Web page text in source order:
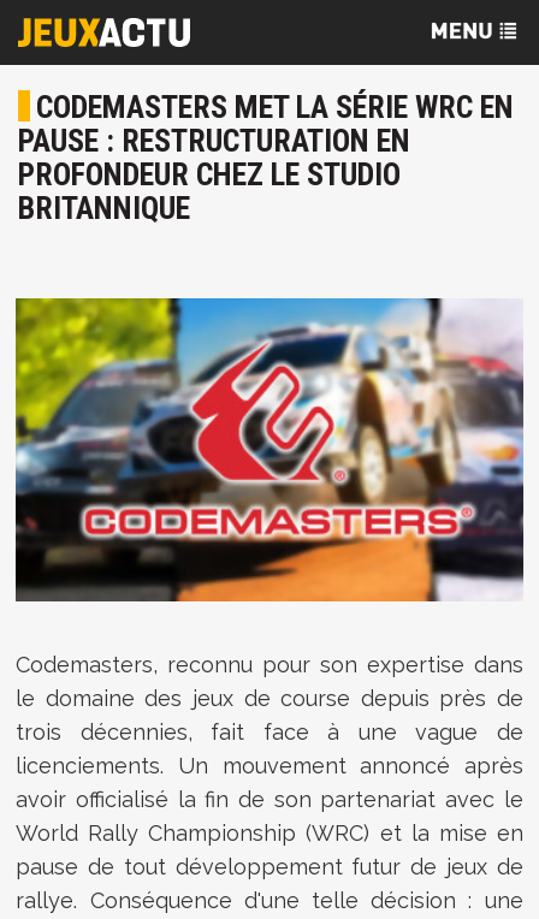
CODEMASTERS MET LA SÉRIE WRC EN
PAUSE : RESTRUCTURATION EN
PROFONDEUR CHEZ LE STUDIO
BRITANNIQUE
Codemasters, reconnu pour son expertise dans
le domaine des jeux de course depuis près de
trois décennies, fait face à une vague de
licenciements. Un mouvement annoncé après
avoir officialisé la fin de son partenariat avec le
World Rally Championship (WRC) et la mise en
pause de tout développement futur de jeux de
rallye. Conséquence d'une telle décision : une